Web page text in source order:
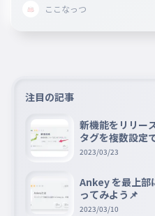
ここなっつ
注目の記事
新機能をリリー
タグを複数設定
2023/03/23
Ankey を最上部
ってみよう📌
2023/03/10